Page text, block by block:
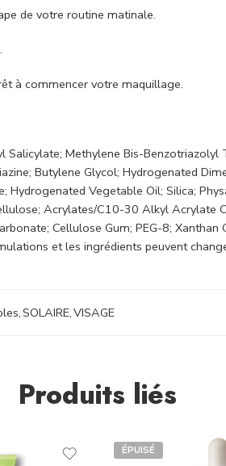
de votre routine matinale.
à commencer votre maquillage.
Methylene Bis-
Butylene Glycol; Hydrogenated
Vegetable Oil; Silica;
Acrylates/C10-30 Alkyl Acrylate
Cellulose Gum; PEG-8;
et les ingrédients peuvent
,SOLAIRE,VISAGE
Produits liés
ÉPUISÉ